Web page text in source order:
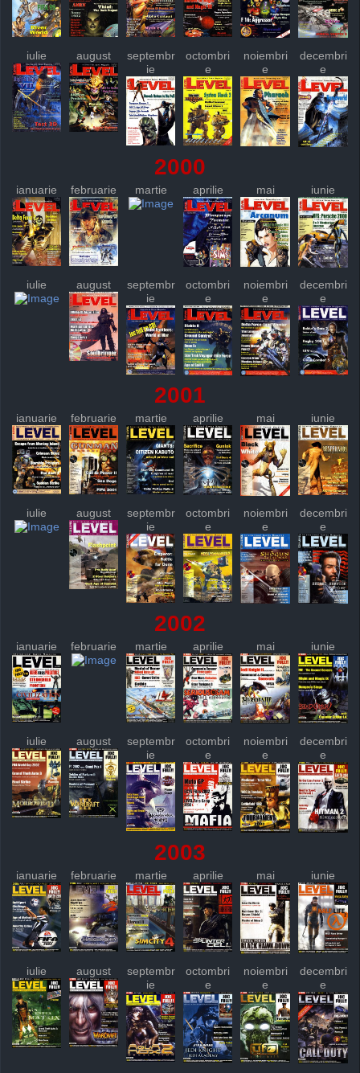
iulie august
septembr
ie
octombri
e
noiembri
e
decembri
e
2000
ianuarie februarie martie aprilie mai iunie
iulie august
septembr
ie
octombri
e
noiembri
e
decembri
e
2001
ianuarie februarie martie aprilie mai iunie
iulie august
septembr
ie
octombri
e
noiembri
e
decembri
e
2002
ianuarie februarie martie aprilie mai iunie
iulie august
septembr
ie
octombri
e
noiembri
e
decembri
e
2003
ianuarie februarie martie aprilie mai iunie
iulie august
septembr
ie
octombri
e
noiembri
e
decembri
e